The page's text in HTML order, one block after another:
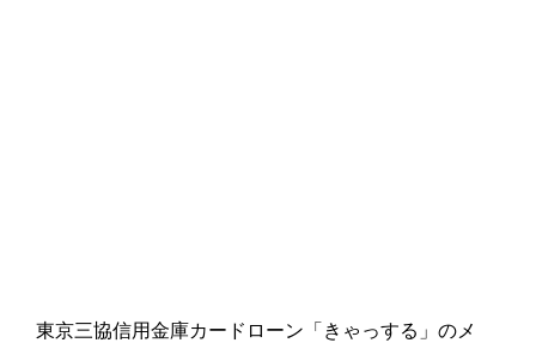
東京三協信用金庫カードローン「きゃっする」のメ